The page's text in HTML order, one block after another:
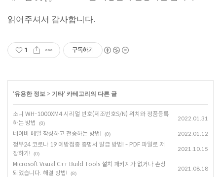
읽어주셔서 감사합니다.
1 구독하기
'유용한 정보 > 기타' 카테고리의 다른 글
소니 WH-1000XM4 시리얼 번호(제조번호S/N) 위치와 정품등록
하는 방법
(0)
2022.01.31
네이버 메일 작성하고 전송하는 방법! (0) 2022.01.12
정부24 코로나 19 예방접종 증명서 발급 방법! - PDF 파일로 저
장하기!
(0)
2021.10.15
Microsoft Visual C++ Build Tools 설치 패키지가 없거나 손상
되었습니다. 해결 방법!
(8)
2021.08.18